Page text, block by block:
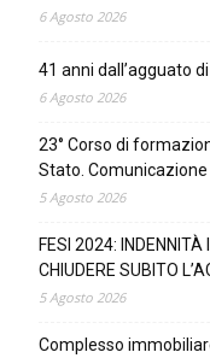
6 Agosto 2026
41 anni dall’agguato
6 Agosto 2026
23° Corso di
Stato. Comunicazione
5 Agosto 2026
FESI 2024: INDENNITÀ
CHIUDERE SUBITO
5 Agosto 2026
Complesso